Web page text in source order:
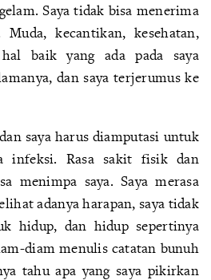
Saya tidak bisa menerima
kecantikan, kesehatan,
hal baik yang ada pada saya
dan saya terjerumus ke
saya harus diamputasi untuk
infeksi. Rasa sakit fisik dan
menimpa saya. Saya merasa
adanya harapan, saya tidak
hidup, dan hidup sepertinya
diam menulis catatan bunuh
tahu apa yang saya pikirkan